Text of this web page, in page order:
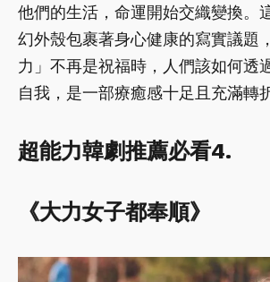
他們的生活，命運開始交織變換。
幻外殼包裹著身心健康的寫實議題
力」不再是祝福時，人們該如何透
自我，是一部療癒感十足且充滿轉
超能力韓劇推薦必看4.
《大力女子都奉順》